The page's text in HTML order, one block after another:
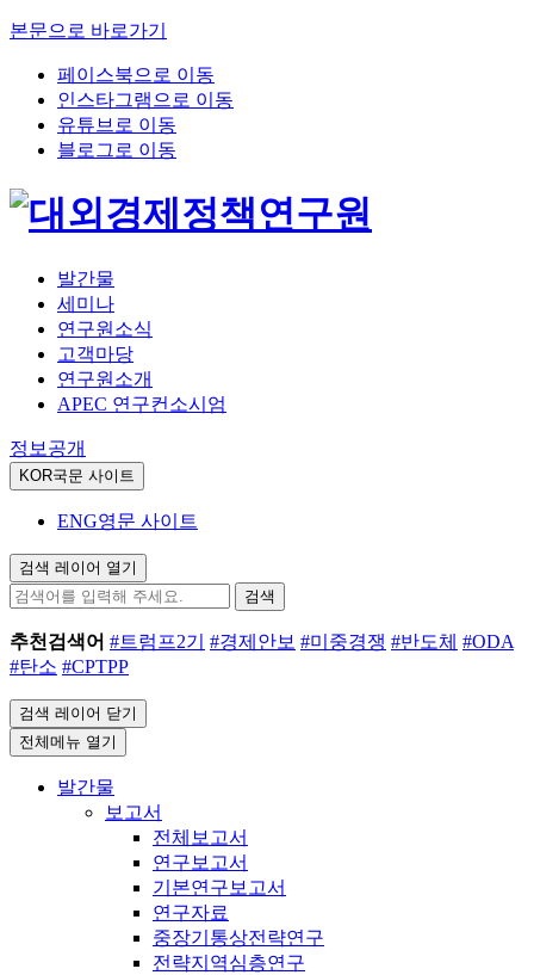
본문으로 바로가기
페이스북으로 이동
인스타그램으로 이동
유튜브로 이동
블로그로 이동
발간물
세미나
연구원소식
고객마당
연구원소개
APEC 연구컨소시엄
정보공개
KOR국문 사이트
ENG영문 사이트
검색 레이어 열기
검색
추천검색어 #트럼프2기 #경제안보 #미중경쟁 #반도체 #ODA
#탄소 #CPTPP
검색 레이어 닫기
전체메뉴 열기
발간물
보고서
전체보고서
연구보고서
기본연구보고서
연구자료
중장기통상전략연구
전략지역심층연구